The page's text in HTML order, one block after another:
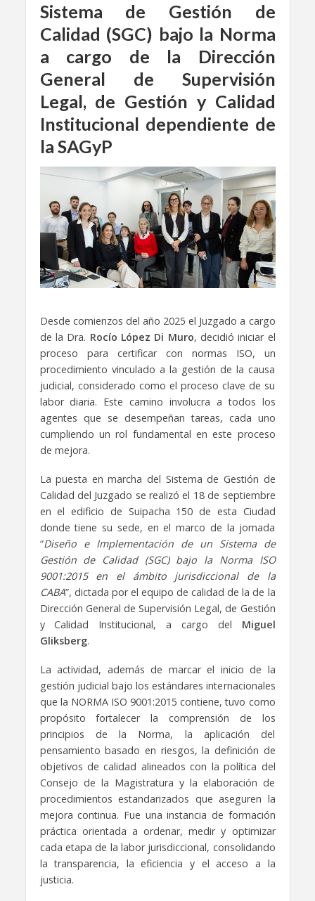
Sistema de Gestión de
Calidad (SGC) bajo la Norma
a cargo de la Dirección
General de Supervisión
Legal, de Gestión y Calidad
Institucional dependiente de
la SAGyP
Desde comienzos del año 2025 el Juzgado a cargo
de la Dra. Rocío López Di Muro, decidió iniciar el
proceso para certificar con normas ISO, un
procedimiento vinculado a la gestión de la causa
judicial, considerado como el proceso clave de su
labor diaria. Este camino involucra a todos los
agentes que se desempeñan tareas, cada uno
cumpliendo un rol fundamental en este proceso
de mejora.
La puesta en marcha del Sistema de Gestión de
Calidad del Juzgado se realizó el 18 de septiembre
en el edificio de Suipacha 150 de esta Ciudad
donde tiene su sede, en el marco de la jornada
“Diseño e Implementación de un Sistema de
Gestión de Calidad (SGC) bajo la Norma ISO
9001:2015 en el ámbito jurisdiccional de la
CABA”, dictada por el equipo de calidad de la de la
Dirección General de Supervisión Legal, de Gestión
y Calidad Institucional, a cargo del Miguel
Gliksberg.
La actividad, además de marcar el inicio de la
gestión judicial bajo los estándares internacionales
que la NORMA ISO 9001:2015 contiene, tuvo como
propósito fortalecer la comprensión de los
principios de la Norma, la aplicación del
pensamiento basado en riesgos, la definición de
objetivos de calidad alineados con la política del
Consejo de la Magistratura y la elaboración de
procedimientos estandarizados que aseguren la
mejora continua. Fue una instancia de formación
práctica orientada a ordenar, medir y optimizar
cada etapa de la labor jurisdiccional, consolidando
la transparencia, la eficiencia y el acceso a la
justicia.